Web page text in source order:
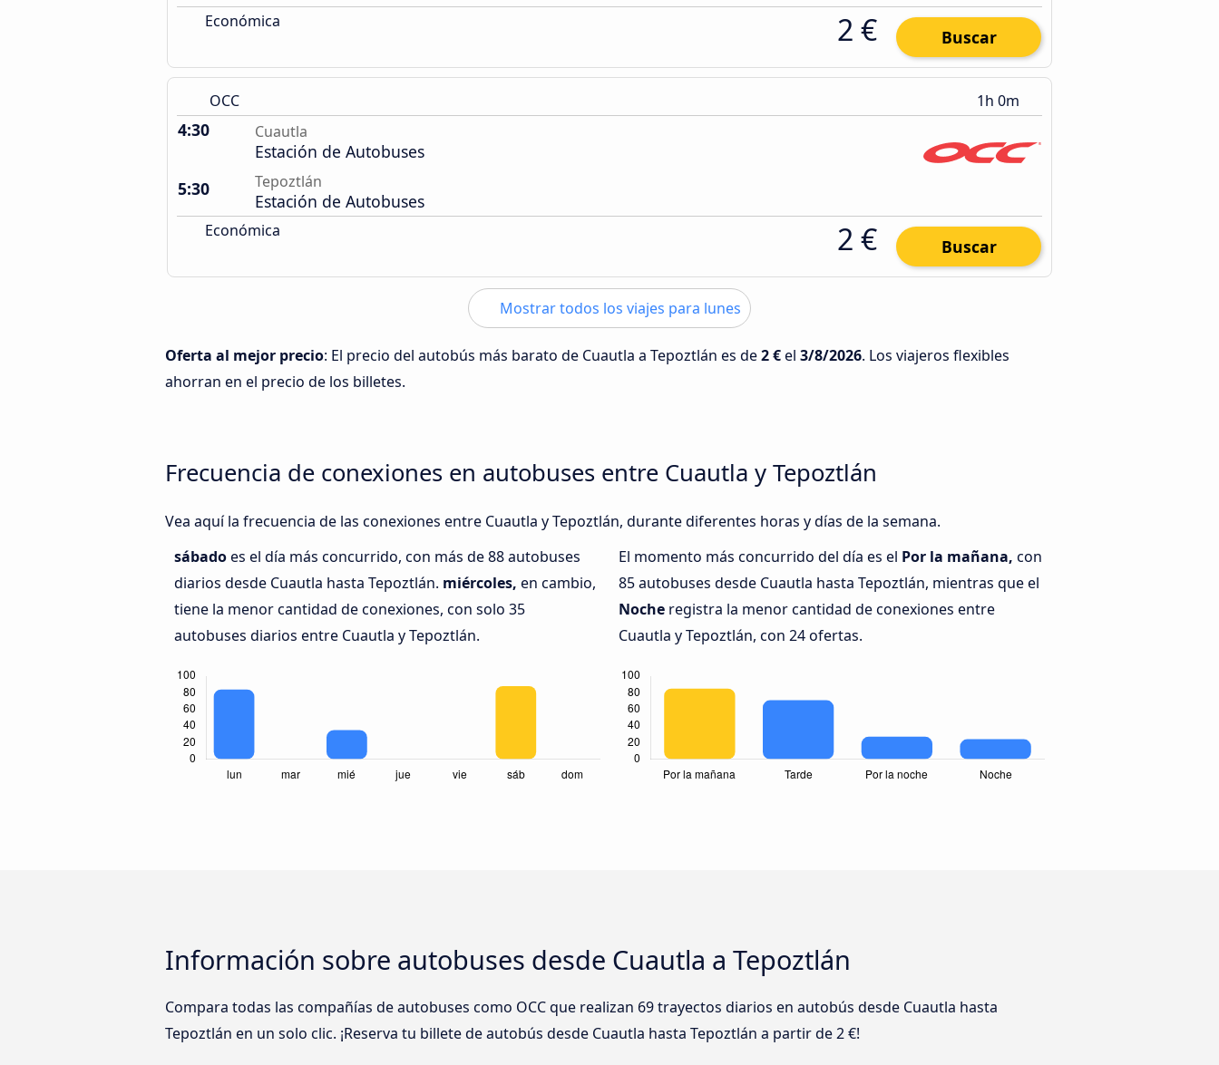
Económica 2 € Buscar
OCC 1h 0m
4:30 Cuautla
Estación de Autobuses
5:30
Tepoztlán
Estación de Autobuses
Económica 2 € Buscar
Mostrar todos los viajes para lunes
Oferta al mejor precio: El precio del autobús más barato de Cuautla a Tepoztlán es de2 €el 3/8/2026. Los viajeros flexibles
ahorran en el precio de los billetes.
Frecuencia de conexiones en autobuses entre Cuautla y Tepoztlán
Vea aquí la frecuencia de las conexiones entre Cuautla y Tepoztlán, durante diferentes horas y días de la semana.
sábadoes el día más concurrido, con más de 88 autobuses
diarios desde Cuautla hasta Tepoztlán. miércoles, en cambio,
tiene la menor cantidad de conexiones, con solo 35
autobuses diarios entre Cuautla y Tepoztlán.
El momento más concurrido del día es el Por la mañana, con
85 autobuses desde Cuautla hasta Tepoztlán, mientras que el
Noche registra la menor cantidad de conexiones entre
Cuautla y Tepoztlán, con 24 ofertas.
Información sobre autobuses desde Cuautla a Tepoztlán
Compara todas las compañías de autobuses como OCC que realizan 69 trayectos diarios en autobús desde Cuautla hasta
Tepoztlán en un solo clic. ¡Reserva tu billete de autobús desde Cuautla hasta Tepoztlán a partir de 2 €!